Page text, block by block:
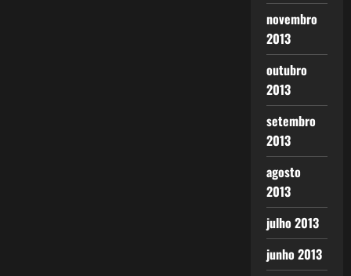
novembro
2013
outubro
2013
setembro
2013
agosto
2013
julho 2013
junho 2013